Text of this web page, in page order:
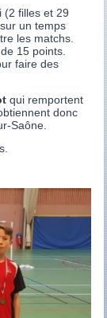
(2 filles et 29
un temps
les matchs.
15 points.
faire des
qui remportent
donc
Saône.